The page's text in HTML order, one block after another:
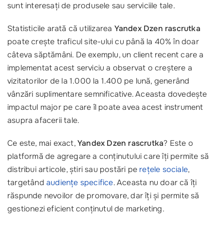
sunt interesați de produsele sau serviciile tale.
Statisticile arată că utilizarea Yandex Dzen rascrutka
poate crește traficul site-ului cu până la 40% în doar
câteva săptămâni. De exemplu, un client recent care a
implementat acest serviciu a observat o creștere a
vizitatorilor de la 1.000 la 1.400 pe lună, generând
vânzări suplimentare semnificative. Aceasta dovedește
impactul major pe care îl poate avea acest instrument
asupra afacerii tale.
Ce este, mai exact,Yandex Dzen rascrutka? Este o
platformă de agregare a conținutului care îți permite să
distribui articole, știri sau postări pe rețele sociale,
targetând audiențe specifice. Aceasta nu doar că îți
răspunde nevoilor de promovare, dar îți și permite să
gestionezi eficient conținutul de marketing.